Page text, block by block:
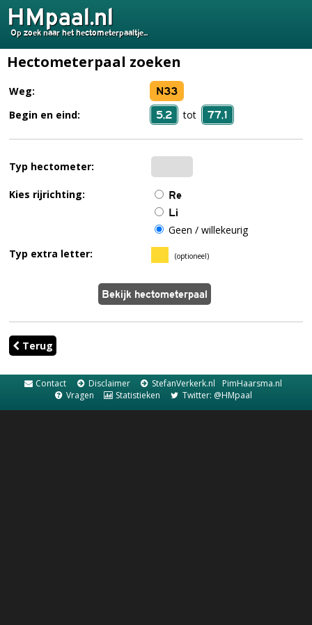
HMpaal.nl
Op zoek naar het hectometerpaaltje...
Hectometerpaal zoeken
Weg: N33
Begin en eind: 5,2 tot 77,1
Typ hectometer:
Kies rijrichting:
Re
Li
Geen / willekeurig
Typ extra letter:
(optioneel)
Terug
Contact Disclaimer StefanVerkerk.nl
PimHaarsma.nl
Vragen
Statistieken Twitter: @HMpaal